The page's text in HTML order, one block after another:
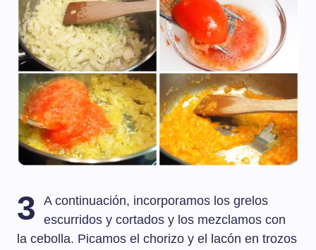
3
A continuación, incorporamos los grelos
escurridos y cortados y los mezclamos con
la cebolla. Picamos el chorizo y el lacón en trozos